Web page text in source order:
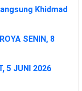
Khidmad
SENIN, 8
5 JUNI 2026